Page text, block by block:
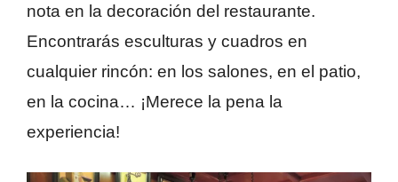
nota en la decoración del restaurante.
Encontrarás esculturas y cuadros en
cualquier rincón: en los salones, en el patio,
en la cocina… ¡Merece la pena la
experiencia!